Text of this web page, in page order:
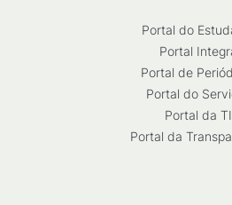
Portal do
Portal
Portal de
Portal do
Portal da TI
Portal da